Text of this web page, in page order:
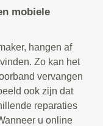
mobiele
hangen af
Zo kan het
vervangen
ook zijn dat
reparaties
u online